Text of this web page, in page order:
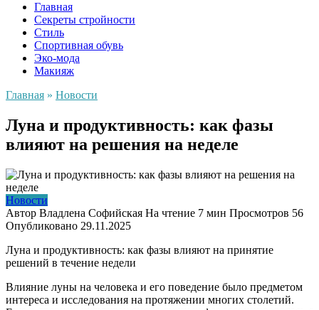
Главная
Секреты стройности
Стиль
Спортивная обувь
Эко-мода
Макияж
Главная » Новости
Луна и продуктивность: как фазы
влияют на решения на неделе
Новости
Автор Владлена Софийская На чтение 7 мин Просмотров 56
Опубликовано 29.11.2025
Луна и продуктивность: как фазы влияют на принятие
решений в течение недели
Влияние луны на человека и его поведение было предметом
интереса и исследования на протяжении многих столетий.